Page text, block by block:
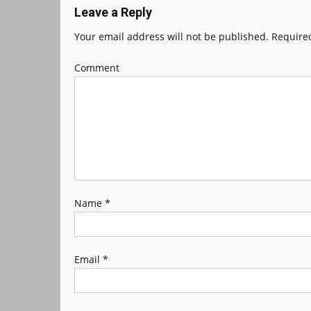
Leave a Reply
Your email address will not be published.
Comment
Name *
Email *